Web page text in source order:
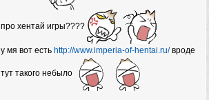
про хентай игры????
у мя вот есть http://www.imperia-of-hentai.ru/вроде
тут такого небыло